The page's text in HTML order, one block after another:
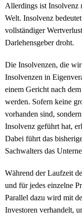
Allerdings ist Insolvenz
Welt. Insolvenz
vollständiger
Darlehensgeber droht.
Die Insolvenzen, die wir
Insolvenzen in
einem Gericht nach
werden. Sofern keine
vorhanden sind,
Insolvenz geführt hat,
Dabei führt das
Sachwalters das
Während der Laufzeit
und für jedes einzelne
Parallel dazu wird mit
Investoren verhandelt,